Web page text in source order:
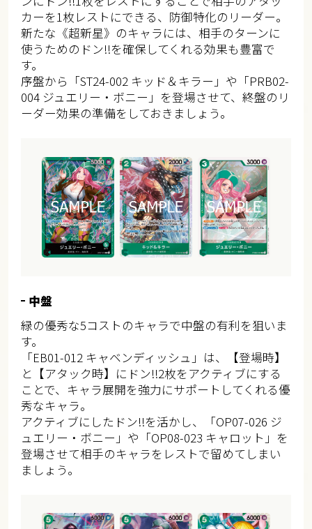
カーを1枚レストにできる、防御特化のリーダー。
新たな《超新星》のキャラには、相手のターンに
使うためのドン!!を確保してくれる効果も豊富で
す。
序盤から「ST24-002 キッド＆キラー」や「PRB02-
004 ジュエリー・ボニー」を登場させて、終盤のリ
ーダー効果の準備をしておきましょう。
中盤
緑の優秀な5コストのキャラで中盤の有利を狙いま
す。
「EB01-012 キャベンディッシュ」は、【登場時】
と【アタック時】にドン!!2枚をアクティブにする
ことで、キャラ展開を強力にサポートしてくれる優
秀なキャラ。
アクティブにしたドン!!を活かし、「OP07-026 ジ
ュエリー・ボニー」や「OP08-023 キャロット」を
登場させて相手のキャラをレストで留めてしまい
ましょう。